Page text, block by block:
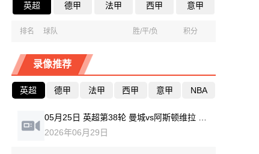
英超 德甲 法甲 西甲 意甲
排名 球队 胜/平/负 积分
录像推荐
英超 德甲 法甲 西甲 意甲 NBA
2026年06月29日